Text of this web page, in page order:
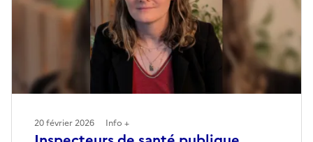
20 février 2026 Info +